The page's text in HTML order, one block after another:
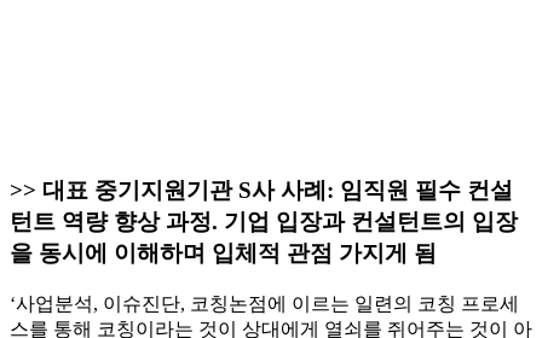
>> 대표 중기지원기관 S사 사례: 임직원 필수 컨설
턴트 역량 향상 과정. 기업 입장과 컨설턴트의 입장
을 동시에 이해하며 입체적 관점 가지게 됨
‘사업분석, 이슈진단, 코칭논점에 이르는 일련의 코칭 프로세
스를 통해 코칭이라는 것이 상대에게 열쇠를 쥐어주는 것이 아